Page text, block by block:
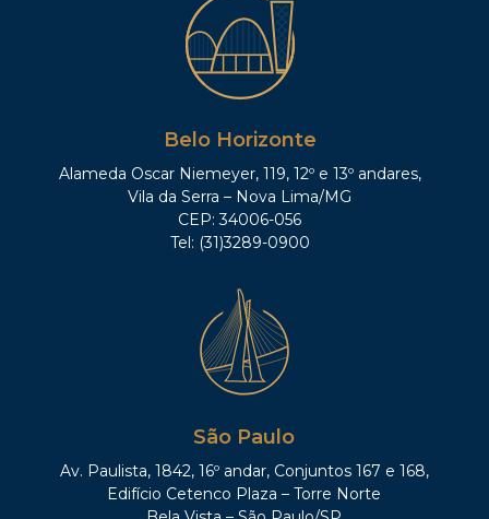
Belo Horizonte
Alameda Oscar Niemeyer, 119, 12º e 13º andares,
Vila da Serra – Nova Lima/MG
CEP: 34006-056
Tel: (31)3289-0900
São Paulo
Av. Paulista, 1842, 16º andar, Conjuntos 167 e 168,
Edifício Cetenco Plaza – Torre Norte